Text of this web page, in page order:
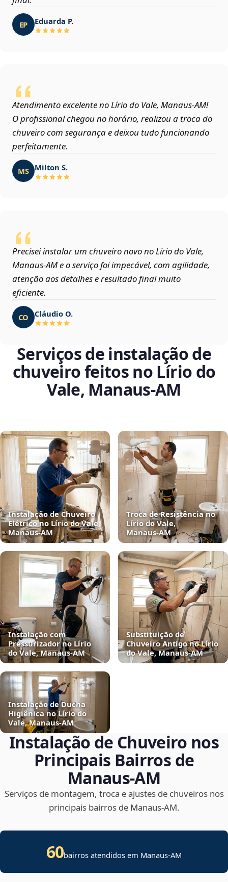
EP Eduarda P.
Atendimento excelente no Lírio do Vale, Manaus‑AM!
O profissional chegou no horário, realizou a troca do
chuveiro com segurança e deixou tudo funcionando
perfeitamente.
MS Milton S.
Precisei instalar um chuveiro novo no Lírio do Vale,
Manaus‑AM e o serviço foi impecável, com agilidade,
atenção aos detalhes e resultado final muito
eficiente.
CO Cláudio O.
Serviços de instalação de
chuveiro feitos no Lírio do
Vale, Manaus‑AM
Instalação de Chuveiro
Elétrico no Lírio do Vale,
Manaus‑AM
Troca de Resistência no
Lírio do Vale,
Manaus‑AM
Instalação com
Pressurizador no Lírio
do Vale, Manaus‑AM
Substituição de
Chuveiro Antigo no Lírio
do Vale, Manaus‑AM
Instalação de Ducha
Higiênica no Lírio do
Vale, Manaus‑AM
Instalação de Chuveiro nos
Principais Bairros de
Manaus‑AM
Serviços de montagem, troca e ajustes de chuveiros nos
principais bairros de Manaus‑AM.
60bairros atendidos em Manaus-AM